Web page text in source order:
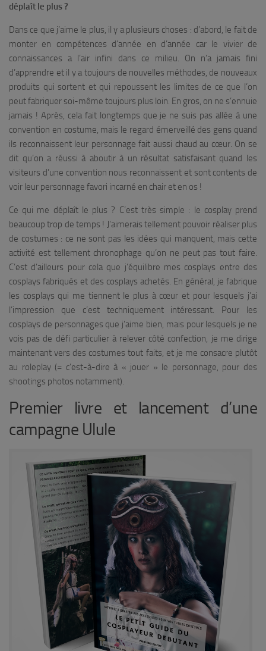
déplaît le plus ?
Dans ce que j’aime le plus, il y a plusieurs choses : d’abord, le fait de
monter en compétences d’année en d’année car le vivier de
connaissances a l’air infini dans ce milieu. On n’a jamais fini
d’apprendre et il y a toujours de nouvelles méthodes, de nouveaux
produits qui sortent et qui repoussent les limites de ce que l’on
peut fabriquer soi-même toujours plus loin. En gros, on ne s’ennuie
jamais ! Après, cela fait longtemps que je ne suis pas allée à une
convention en costume, mais le regard émerveillé des gens quand
ils reconnaissent leur personnage fait aussi chaud au cœur. On se
dit qu’on a réussi à aboutir à un résultat satisfaisant quand les
visiteurs d’une convention nous reconnaissent et sont contents de
voir leur personnage favori incarné en chair et en os !
Ce qui me déplaît le plus ? C’est très simple : le cosplay prend
beaucoup trop de temps ! J’aimerais tellement pouvoir réaliser plus
de costumes : ce ne sont pas les idées qui manquent, mais cette
activité est tellement chronophage qu’on ne peut pas tout faire.
C’est d’ailleurs pour cela que j’équilibre mes cosplays entre des
cosplays fabriqués et des cosplays achetés. En général, je fabrique
les cosplays qui me tiennent le plus à cœur et pour lesquels j’ai
l’impression que c’est techniquement intéressant. Pour les
cosplays de personnages que j’aime bien, mais pour lesquels je ne
vois pas de défi particulier à relever côté confection, je me dirige
maintenant vers des costumes tout faits, et je me consacre plutôt
au roleplay (= c’est-à-dire à « jouer » le personnage, pour des
shootings photos notamment).
Premier livre et lancement d’une
campagne Ulule